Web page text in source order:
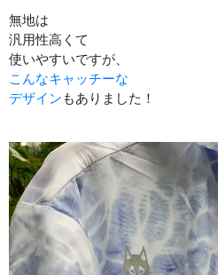
無地は
汎用性高くて
使いやすいですが、
こんなキャッチーな
デザイン もありました！